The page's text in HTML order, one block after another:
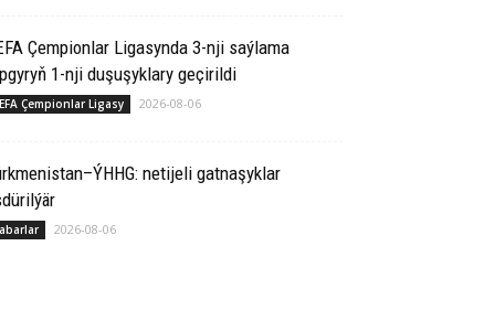
Çempionlar Ligasynda 3-nji saýlama
1-nji duşuşyklary geçirildi
Çempionlar Ligasy 2026-08-06
netijeli gatnaşyklar
2026-08-06